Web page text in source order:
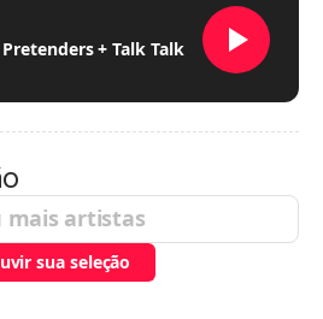
+ Talk Talk
sua seleção